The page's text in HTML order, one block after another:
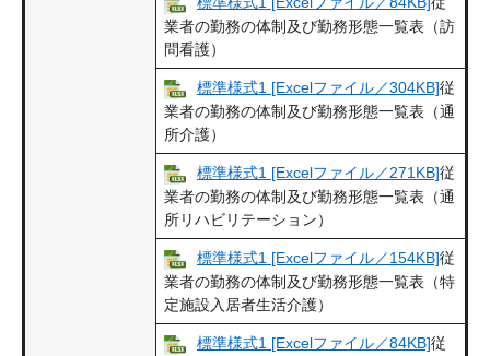
業者の勤務の体制及び勤務形態一覧表（訪
問看護）
標準様式1 [Excelファイル／304KB]従
業者の勤務の体制及び勤務形態一覧表（通
所介護）
標準様式1 [Excelファイル／271KB]従
業者の勤務の体制及び勤務形態一覧表（通
所リハビリテーション）
標準様式1 [Excelファイル／154KB]従
業者の勤務の体制及び勤務形態一覧表（特
定施設入居者生活介護）
標準様式1 [Excelファイル／84KB]従